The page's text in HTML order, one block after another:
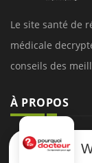
Le site santé de
médicale
conseils des
À PROPOS
Données